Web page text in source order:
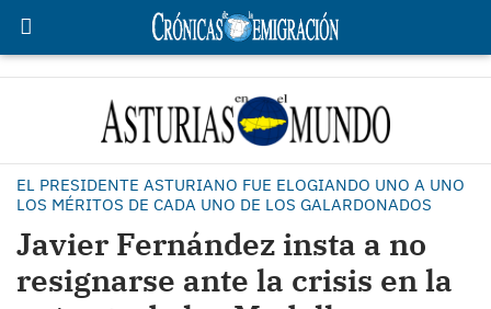
EL PRESIDENTE ASTURIANO FUE ELOGIANDO UNO A UNO
LOS MÉRITOS DE CADA UNO DE LOS GALARDONADOS
Javier Fernández insta a no
resignarse ante la crisis en la